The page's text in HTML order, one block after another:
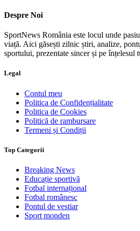
Despre Noi
SportNews România este locul unde
viață. Aici găsești zilnic știri, analize,
sportului, prezentate sincer și pe înțelesul
Legal
Contul meu
Politica de Confidențialitate
Politica de Cookies
Politică de rambursare
Termeni și Condiții
Top Categorii
Breaking News
Educație sportivă
Fotbal internațional
Fotbal românesc
Pontul de vestiar
Sport monden